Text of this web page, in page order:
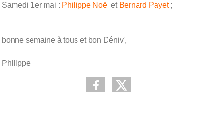
Samedi 1er mai : Philippe Noël et Bernard Payet;
bonne semaine à tous et bon Déniv',
Philippe